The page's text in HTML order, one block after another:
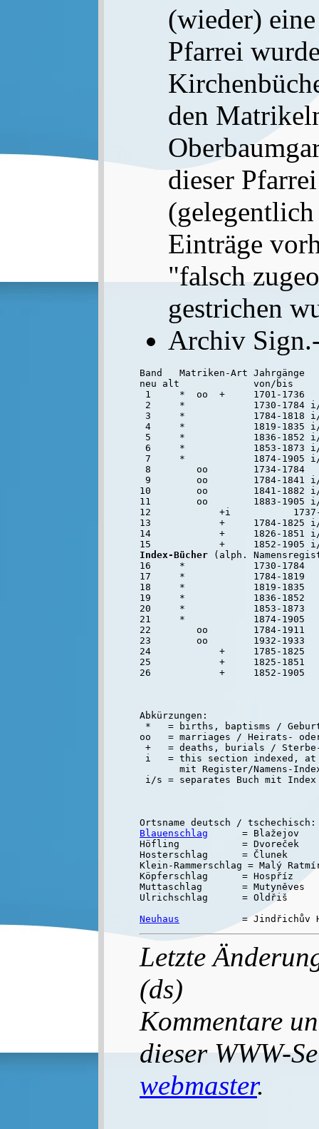
(wieder)
Pfarrei
den
dieser
Einträge
"falsch
gestrichen
Archiv
Band   Matriken-Art
neu alt             von/bis
1     *  oo  +     1701-1736
2     *            1730-1784 i/
3     *            1784-1818 i/
4     *            1819-1835 i/s
5     *            1836-1852 i/s
6     *            1853-1873 i/
7     *            1874-1905 i/
8        oo        1734-1784
9        oo        1784-1841 i/
10        oo        1841-1882 i/
11        oo        1883-1905 i/
12            +i	   1737-1784     Pfarrbezirk
13            +     1784-1825 i/
14            +     1826-1851 i/
Index-Bücher (alph.
16     *            1730-1784
17     *            1784-1819
18     *            1819-1835
19     *            1836-1852
20     *            1853-1873
21     *            1874-1905
22        oo        1784-1911
23        oo        1932-1933
24            +     1785-1825
25            +     1825-1851
Abkürzungen:
*   = births, baptisms /
oo   = marriages / Heirats-
+   = deaths, burials / Sterbe-
i   = this section indexed,
mit Register/Namens-
Blauenschlag
      = Blažejov
Höfling           = Dvoreček
Hosterschlag      = Člunek
Klein-Rammerschlag = Malý
Köpferschlag      = Hospříz
Muttaschlag       = Mutyněves
Ulrichschlag      = Oldřiš
Neuhaus
Letzte
(ds)
Kommentare
dieser WWW-
webmaster.